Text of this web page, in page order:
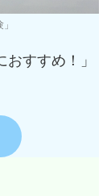
すすめ！」